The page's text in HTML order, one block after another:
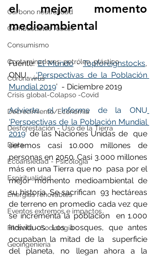
Carbono neutralidad
Combustibles fósiles
Consumismo
Contaminadores: petróleo, plástico
Coronavirus
Crisis global-Colapso -Covid
Decrecimiento/Economía
Desforestación - Uso de la Tierra
Dieta
Ecoansiedad - Psicología
Espiritualidad
Energías renovables
Eventos extremos e impactos
Filosofía - Sociología
Geoingeniería
el mejor momento
medioambiental
Fuente: El Mundo - Topforeignstocks,
ONU, ‘Perspectivas de la Población
Mundial 2019’  - Diciembre 2019
Advierte el Informe de la ONU
‘Perspectivas de la Población Mundial
2019’ de las Naciones Unidas de  que
seremos casi 10.000 millones de
personas en 2050. Casi 3.000 millones
más en una Tierra que no  pasa por el
mejor momento medioambiental de
su historia. Se sacrifican  93 hectáreas
de terreno en promedio cada vez que
se incrementa la población  en 1.000
individuos. Los bosques, que antes
ocupaban la mitad de la  superficie
del planeta, no llegan ahora a la